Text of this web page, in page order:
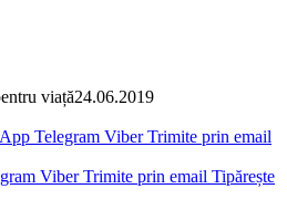
viață24.06.2019
Telegram Viber Trimite prin email
Viber Trimite prin email Tipărește